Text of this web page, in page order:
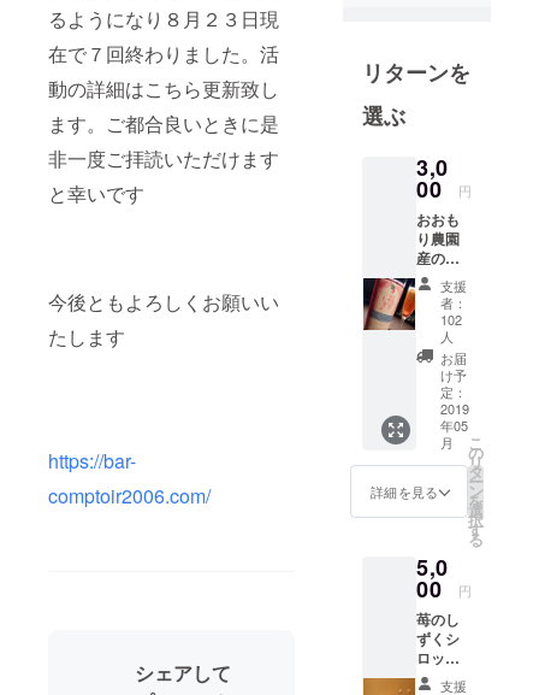
るようになり８月２３日現
在で７回終わりました。活
動の詳細はこちら更新致し
ます。ご都合良いときに是
非一度ご拝読いただけます
と幸いです
今後ともよろしくお願いい
たします
https://bar-
comptoir2006.com/
シェアして
める
１８歳
バーのアル
バイトを始
２０歳 沖
縄のリゾー
トホテルで
本格的に
バーテン
２３歳 帰
岡 バーパ
ドロック入
バーコント
３１歳 シ
ニアソムリ
エ取得
３６歳 オ
カヤマア
リターンを
選ぶ
3,0
00 円
おおも
り農園
産の苺
のしず
くシ
ロップ
を使っ
たオリ
ジナル
カクテ
ル (※ノ
ンアル
コール
もござ
います)
もロン
グカク
もお好
みに
沿って
もお作
支援
者：
102
人
お届
け予
定：
2019
年05
月
詳細を見る
こ
の
リ
タ
ー
ン
を
選
択
す
る
5,0
00 円
苺のし
ずくシ
ロップ
を使っ
支援